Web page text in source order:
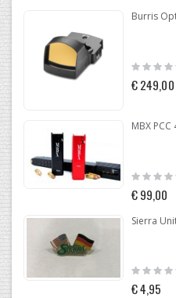
Burris
Rating:
0%
€ 249,00
MBX
Rating:
0%
€ 99,00
Sierra
Rating:
0%
€ 4,95